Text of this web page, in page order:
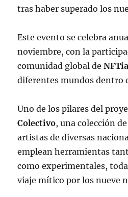
tras haber superado los
Este evento se celebra
noviembre, con la
comunidad global de
diferentes mundos dentro
Uno de los pilares del
Colectivo, una colección
artistas de diversas
emplean herramientas
como experimentales,
viaje mítico por los nueve